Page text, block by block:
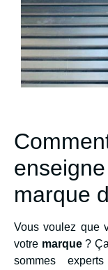
marque
Vous voulez que
votre marque?
sommes